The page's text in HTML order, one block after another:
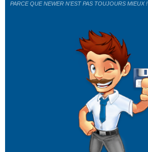
PARCE QUE NEWER N'EST PAS TOUJOURS MIEUX !